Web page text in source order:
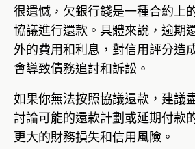
很遺憾，欠銀行錢是一種合約上
協議進行還款。具體來說，逾期
外的費用和利息，對信用評分造
會導致債務追討和訴訟。
如果你無法按照協議還款，建議
討論可能的還款計劃或延期付款
更大的財務損失和信用風險。